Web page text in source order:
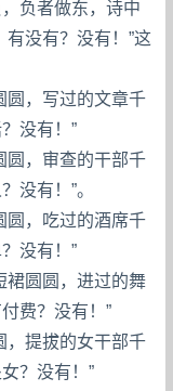
负者做东，诗中
没有？没有！”这
圆，写过的文章千
没有！”
圆，审查的干部千
没有！”。
圆，吃过的酒席千
没有！”
裙圆圆，进过的舞
费？没有！”
，提拔的女干部千
？没有！”